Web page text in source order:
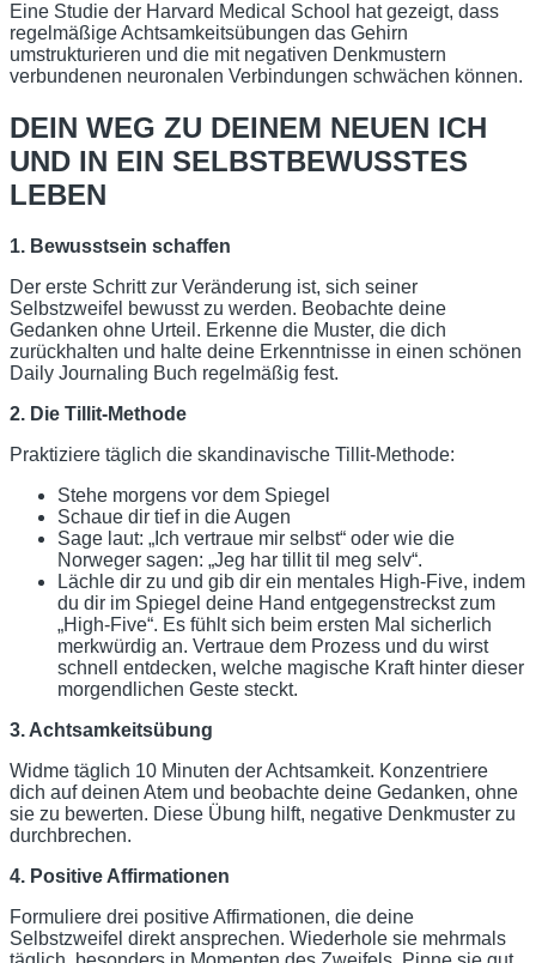
Eine Studie der Harvard Medical School hat gezeigt, dass
regelmäßige Achtsamkeitsübungen das Gehirn
umstrukturieren und die mit negativen Denkmustern
verbundenen neuronalen Verbindungen schwächen können.
DEIN WEG ZU DEINEM NEUEN ICH
UND IN EIN SELBSTBEWUSSTES
LEBEN
1. Bewusstsein schaffen
Der erste Schritt zur Veränderung ist, sich seiner
Selbstzweifel bewusst zu werden. Beobachte deine
Gedanken ohne Urteil. Erkenne die Muster, die dich
zurückhalten und halte deine Erkenntnisse in einen schönen
Daily Journaling Buch regelmäßig fest.
2. Die Tillit-Methode
Praktiziere täglich die skandinavische Tillit-Methode:
Stehe morgens vor dem Spiegel
Schaue dir tief in die Augen
Sage laut: „Ich vertraue mir selbst“ oder wie die
Norweger sagen: „Jeg har tillit til meg selv“.
Lächle dir zu und gib dir ein mentales High-Five, indem
du dir im Spiegel deine Hand entgegenstreckst zum
„High-Five“. Es fühlt sich beim ersten Mal sicherlich
merkwürdig an. Vertraue dem Prozess und du wirst
schnell entdecken, welche magische Kraft hinter dieser
morgendlichen Geste steckt.
3. Achtsamkeitsübung
Widme täglich 10 Minuten der Achtsamkeit. Konzentriere
dich auf deinen Atem und beobachte deine Gedanken, ohne
sie zu bewerten. Diese Übung hilft, negative Denkmuster zu
durchbrechen.
4. Positive Affirmationen
Formuliere drei positive Affirmationen, die deine
Selbstzweifel direkt ansprechen. Wiederhole sie mehrmals